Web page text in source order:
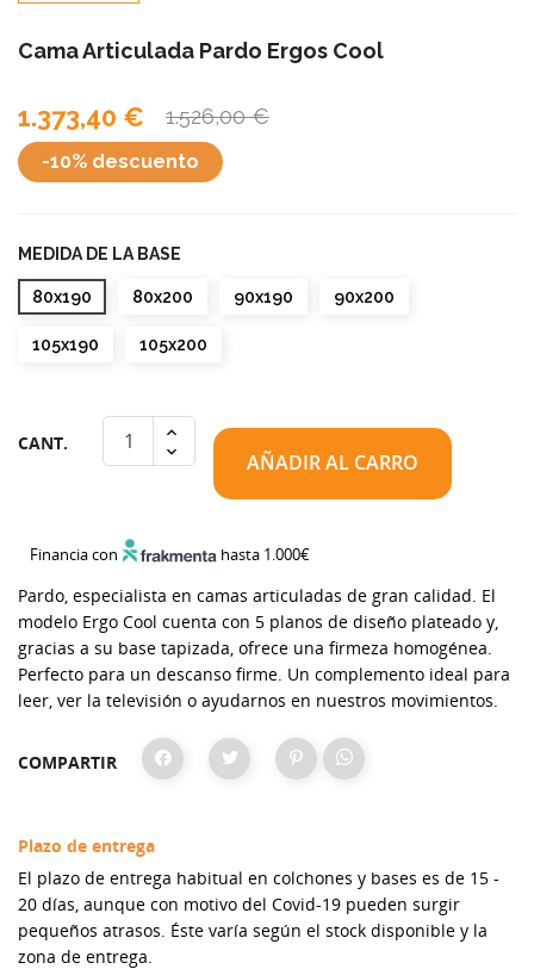
Cama Articulada Pardo Ergos Cool
1.373,40 € 1.526,00 €
-10% descuento
Pardo, especialista en camas articuladas de gran calidad. El
modelo Ergo Cool cuenta con 5 planos de diseño plateado y,
gracias a su base tapizada, ofrece una firmeza homogénea.
Perfecto para un descanso firme. Un complemento ideal para
leer, ver la televisión o ayudarnos en nuestros movimientos.
MEDIDA DE LA BASE
80x190 80x200 90x190 90x200
105x190 105x200
CANT.
AÑADIR AL CARRO
Financia con hasta 1.000€
COMPARTIR
Plazo de entrega
El plazo de entrega habitual en colchones y bases es de 15 -
20 días, aunque con motivo del Covid-19 pueden surgir
pequeños atrasos. Éste varía según el stock disponible y la
zona de entrega.